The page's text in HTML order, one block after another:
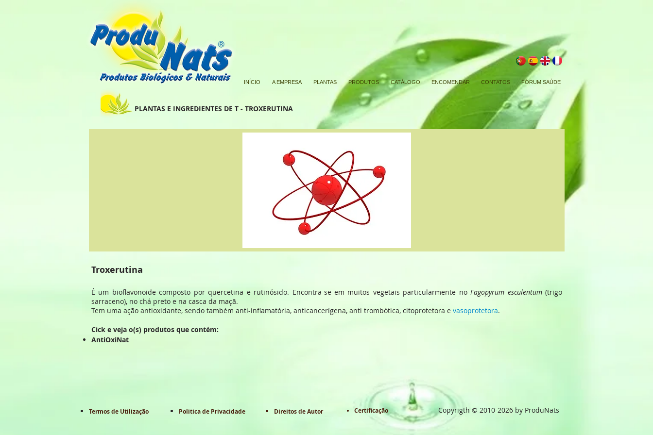
PLANTAS E INGREDIENTES DE T - TROXERUTINA
INÍCIO A EMPRESA PLANTAS PRODUTOS CATÁLOGO ENCOMENDAR CONTATOS FÓRUM SAÚDE
Troxerutina
É um bioflavonoide composto por quercetina e rutinósido. Encontra-se em muitos vegetais particularmente noFagopyrum esculentum(trigo
sarraceno), no chá preto e na casca da maçã.
Tem uma ação antioxidante, sendo também anti-inflamatória, anticancerígena, anti trombótica, citoprotetora e vasoprotetora.
Cick e veja o(s) produtos que contém:
AntiOxiNat
Termos de Utilização Politica de Privacidade Direitos de Autor Certificação Copyrigth © 2010-2026 by ProduNats